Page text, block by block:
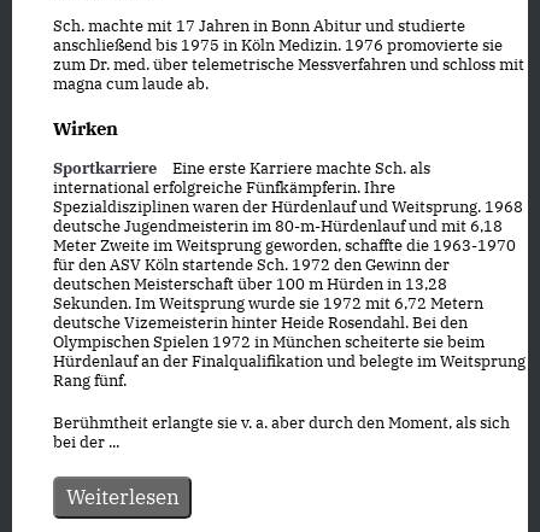
Sch. machte mit 17 Jahren in Bonn Abitur und studierte
anschließend bis 1975 in Köln Medizin. 1976 promovierte sie
zum Dr. med. über telemetrische Messverfahren und schloss mit
magna cum laude ab.
Wirken
Sportkarriere
Eine erste Karriere machte Sch. als
international erfolgreiche Fünfkämpferin. Ihre
Spezialdisziplinen waren der Hürdenlauf und Weitsprung. 1968
deutsche Jugendmeisterin im 80-m-Hürdenlauf und mit 6,18
Meter Zweite im Weitsprung geworden, schaffte die 1963-1970
für den ASV Köln startende Sch. 1972 den Gewinn der
deutschen Meisterschaft über 100 m Hürden in 13,28
Sekunden. Im Weitsprung wurde sie 1972 mit 6,72 Metern
deutsche Vizemeisterin hinter Heide Rosendahl. Bei den
Olympischen Spielen 1972 in München scheiterte sie beim
Hürdenlauf an der Finalqualifikation und belegte im Weitsprung
Rang fünf.
Berühmtheit erlangte sie v. a. aber durch den Moment, als sich
bei der ...
Weiterlesen